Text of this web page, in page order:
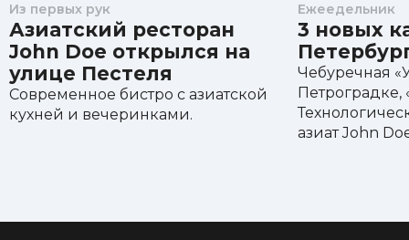
Из первых рук
Азиатский ресторан
John Doe открылся на
улице Пестеля
Современное бистро с азиатской
кухней и вечеринками.
Ежеедельник
3 новых
Чебуречная
Петроградке,
азиат John